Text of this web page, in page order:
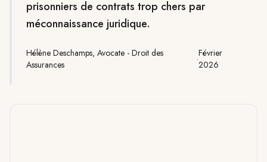
prisonniers de contrats trop chers par
méconnaissance juridique.
Hélène Deschamps, Avocate - Droit des
Assurances
·Février
2026